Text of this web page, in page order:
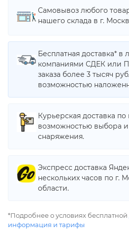
Самовывоз любого
нашего склада в г.
Бесплатная доставка* в
компаниями СДЕК или
заказа более 3 тысяч
возможностью
Курьерская доставка по
возможностью выбора
снаряжения.
Экспресс доставка
нескольких часов по г.
области.
*Подробнее о условиях бесплатной
информация и тарифы